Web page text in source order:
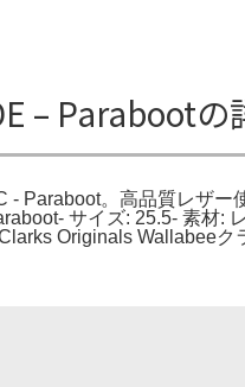
– Parabootの
Paraboot。高品質レザ
サイズ: 25.5- 素材:
Originals Wallabeeク